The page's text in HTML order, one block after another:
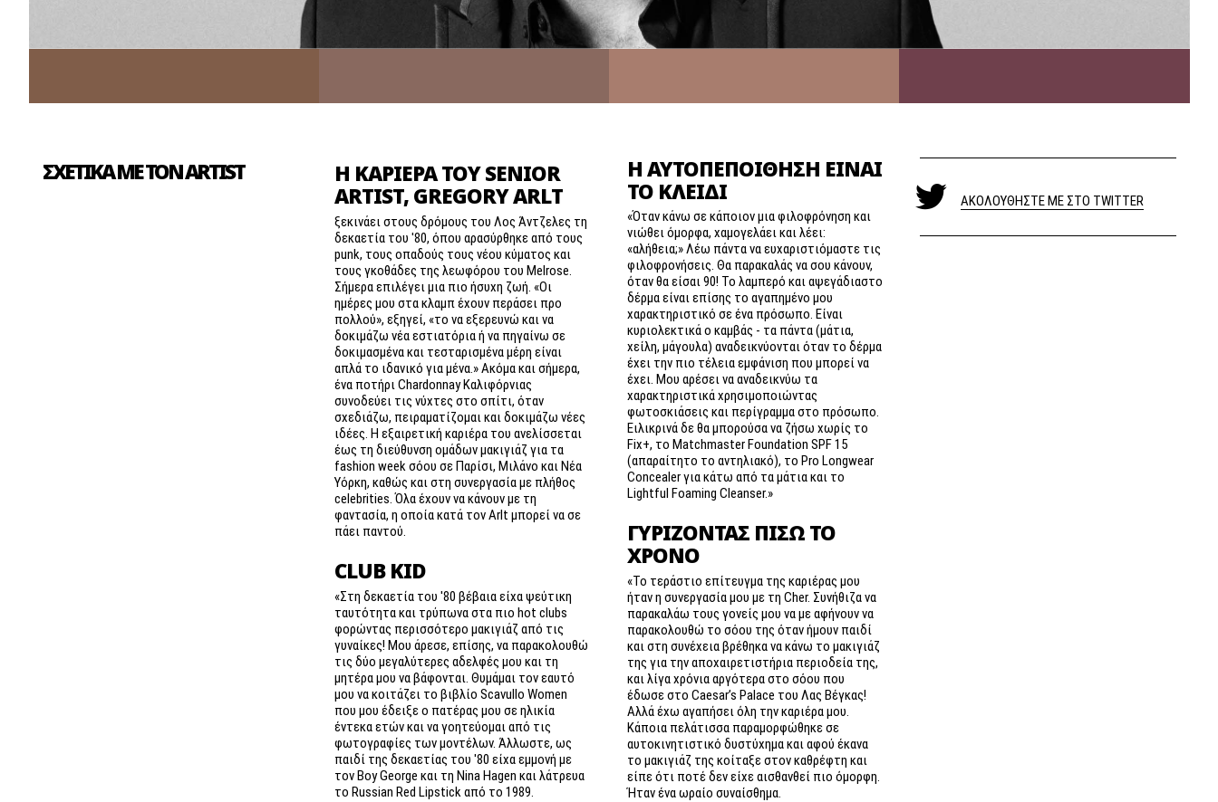
ΣΧΕΤΙΚΑ ΜΕ ΤΟΝ ARTIST
Η ΚΑΡΙΈΡΑ ΤΟΥ SENIOR
ARTIST, GREGORY ARLT
ξεκινάει στους δρόμους του Λος Άντζελες τη
δεκαετία του '80, όπου αρασύρθηκε από τους
punk, τους οπαδούς τους νέου κύματος και
τους γκοθάδες της λεωφόρου του Melrose.
Σήμερα επιλέγει μια πιο ήσυχη ζωή. «Οι
ημέρες μου στα κλαμπ έχουν περάσει προ
πολλού», εξηγεί, «το να εξερευνώ και να
δοκιμάζω νέα εστιατόρια ή να πηγαίνω σε
δοκιμασμένα και τεσταρισμένα μέρη είναι
απλά το ιδανικό για μένα.» Ακόμα και σήμερα,
ένα ποτήρι Chardonnay Καλιφόρνιας
συνοδεύει τις νύχτες στο σπίτι, όταν
σχεδιάζω, πειραματίζομαι και δοκιμάζω νέες
ιδέες. Η εξαιρετική καριέρα του ανελίσσεται
έως τη διεύθυνση ομάδων μακιγιάζ για τα
fashion week σόου σε Παρίσι, Μιλάνο και Νέα
Υόρκη, καθώς και στη συνεργασία με πλήθος
celebrities. Όλα έχουν να κάνουν με τη
φαντασία, η οποία κατά τον Arlt μπορεί να σε
πάει παντού.
CLUB KID
«Στη δεκαετία του '80 βέβαια είχα ψεύτικη
ταυτότητα και τρύπωνα στα πιο hot clubs
φορώντας περισσότερο μακιγιάζ από τις
γυναίκες! Μου άρεσε, επίσης, να παρακολουθώ
τις δύο μεγαλύτερες αδελφές μου και τη
μητέρα μου να βάφονται. Θυμάμαι τον εαυτό
μου να κοιτάζει το βιβλίο Scavullo Women
που μου έδειξε ο πατέρας μου σε ηλικία
έντεκα ετών και να γοητεύομαι από τις
φωτογραφίες των μοντέλων. Άλλωστε, ως
παιδί της δεκαετίας του '80 είχα εμμονή με
τον Boy George και τη Nina Hagen και λάτρευα
το Russian Red Lipstick από το 1989.
Η ΑΥΤΟΠΕΠΟΊΘΗΣΗ ΕΊΝΑΙ
ΤΟ ΚΛΕΙΔΊ
«Όταν κάνω σε κάποιον μια φιλοφρόνηση και
νιώθει όμορφα, χαμογελάει και λέει:
«αλήθεια;» Λέω πάντα να ευχαριστιόμαστε τις
φιλοφρονήσεις. Θα παρακαλάς να σου κάνουν,
όταν θα είσαι 90! Το λαμπερό και αψεγάδιαστο
δέρμα είναι επίσης το αγαπημένο μου
χαρακτηριστικό σε ένα πρόσωπο. Είναι
κυριολεκτικά ο καμβάς - τα πάντα (μάτια,
χείλη, μάγουλα) αναδεικνύονται όταν το δέρμα
έχει την πιο τέλεια εμφάνιση που μπορεί να
έχει. Μου αρέσει να αναδεικνύω τα
χαρακτηριστικά χρησιμοποιώντας
φωτοσκιάσεις και περίγραμμα στο πρόσωπο.
Ειλικρινά δε θα μπορούσα να ζήσω χωρίς το
Fix+, το Matchmaster Foundation SPF 15
(απαραίτητο το αντηλιακό), το Pro Longwear
Concealer για κάτω από τα μάτια και το
Lightful Foaming Cleanser.»
ΓΥΡΊΖΟΝΤΑΣ ΠΊΣΩ ΤΟ
ΧΡΌΝΟ
«Το τεράστιο επίτευγμα της καριέρας μου
ήταν η συνεργασία μου με τη Cher. Συνήθιζα να
παρακαλάω τους γονείς μου να με αφήνουν να
παρακολουθώ το σόου της όταν ήμουν παιδί
και στη συνέχεια βρέθηκα να κάνω το μακιγιάζ
της για την αποχαιρετιστήρια περιοδεία της,
και λίγα χρόνια αργότερα στο σόου που
έδωσε στο Caesar’s Palace του Λας Βέγκας!
Αλλά έχω αγαπήσει όλη την καριέρα μου.
Κάποια πελάτισσα παραμορφώθηκε σε
αυτοκινητιστικό δυστύχημα και αφού έκανα
το μακιγιάζ της κοίταξε στον καθρέφτη και
είπε ότι ποτέ δεν είχε αισθανθεί πιο όμορφη.
Ήταν ένα ωραίο συναίσθημα.
ΑΚΟΛΟΥΘΗΣΤΕ ΜΕ ΣΤΟ TWITTER